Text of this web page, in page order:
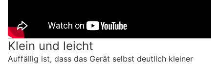
Klein und leicht
Auffällig ist, dass das Gerät selbst deutlich kleiner